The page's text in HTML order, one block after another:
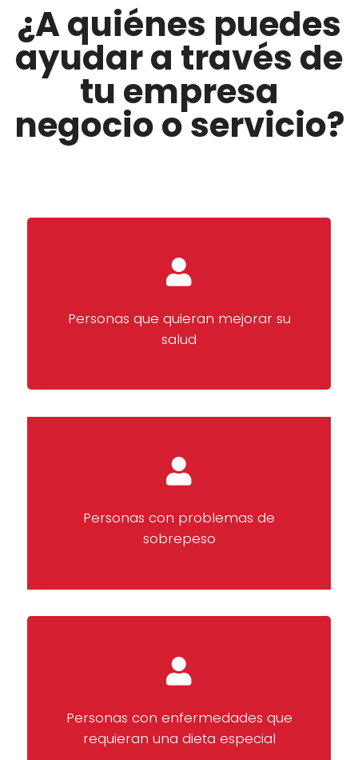
¿A quiénes puedes
ayudar a través de
tu empresa
negocio o servicio?
Personas que quieran mejorar su
salud
Personas con problemas de
sobrepeso
Personas con enfermedades que
requieran una dieta especial